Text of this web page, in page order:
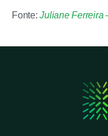
Fonte:Juliane Ferreira